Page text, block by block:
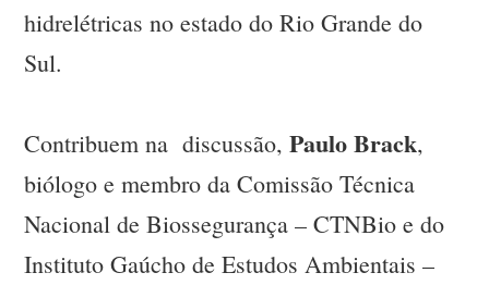
hidrelétricas no estado do Rio Grande do
Sul.
Contribuem na discussão,Paulo Brack,
biólogo e membro da Comissão Técnica
Nacional de Biossegurança – CTNBio e do
Instituto Gaúcho de Estudos Ambientais –